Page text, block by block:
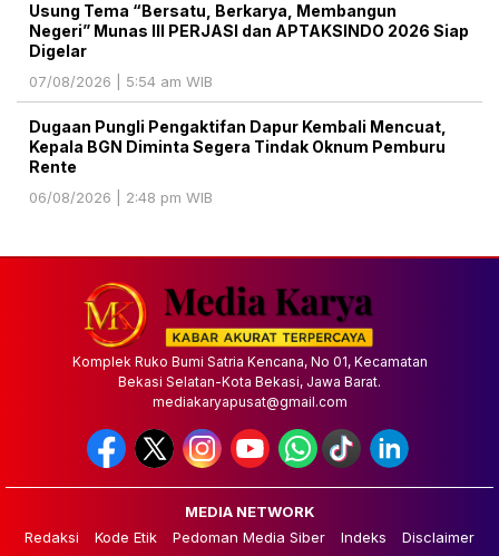
Usung Tema “Bersatu, Berkarya, Membangun
Negeri” Munas III PERJASI dan APTAKSINDO 2026 Siap
Digelar
07/08/2026 | 5:54 am WIB
Dugaan Pungli Pengaktifan Dapur Kembali Mencuat,
Kepala BGN Diminta Segera Tindak Oknum Pemburu
Rente
06/08/2026 | 2:48 pm WIB
Komplek Ruko Bumi Satria Kencana, No 01, Kecamatan
Bekasi Selatan-Kota Bekasi, Jawa Barat.
mediakaryapusat@gmail.com
MEDIA NETWORK
Redaksi
Kode Etik Pedoman Media Siber Indeks
Disclaimer